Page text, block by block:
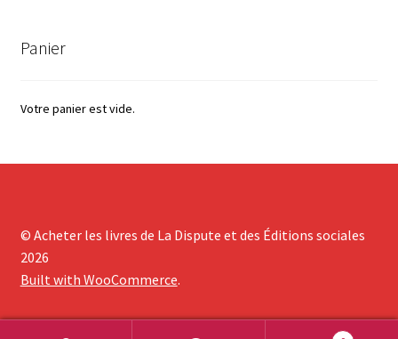
Panier
Votre panier est vide.
© Acheter les livres de La Dispute et des Éditions sociales
2026
Built with WooCommerce.